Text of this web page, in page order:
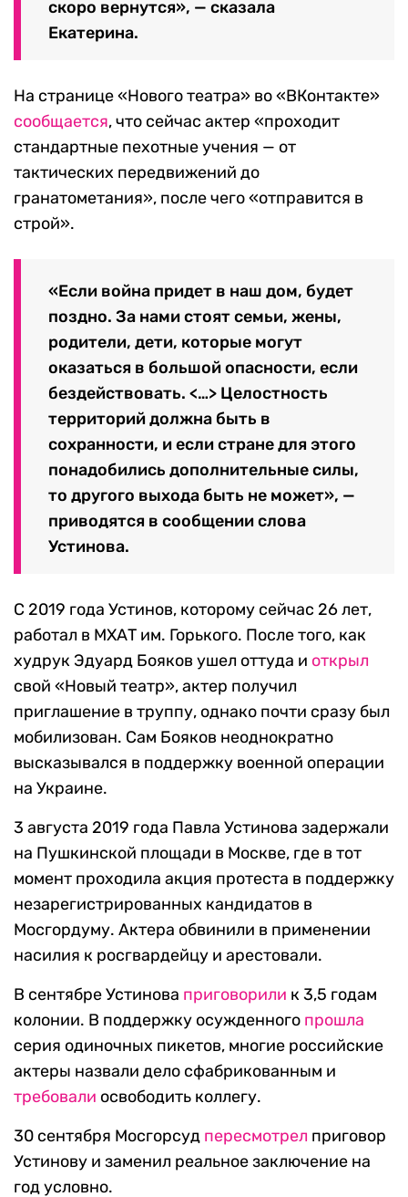
скоро вернутся», — сказала
Екатерина.
На странице «Нового театра» во «ВКонтакте»
сообщается, что сейчас актер «проходит
стандартные пехотные учения — от
тактических передвижений до
гранатометания», после чего «отправится в
строй».
«Если война придет в наш дом, будет
поздно. За нами стоят семьи, жены,
родители, дети, которые могут
оказаться в большой опасности, если
бездействовать. <…> Целостность
территорий должна быть в
сохранности, и если стране для этого
понадобились дополнительные силы,
то другого выхода быть не может», —
приводятся в сообщении слова
Устинова.
С 2019 года Устинов, которому сейчас 26 лет,
работал в МХАТ им. Горького. После того, как
худрук Эдуард Бояков ушел оттуда и открыл
свой «Новый театр», актер получил
приглашение в труппу, однако почти сразу был
мобилизован. Сам Бояков неоднократно
высказывался в поддержку военной операции
на Украине.
3 августа 2019 года Павла Устинова задержали
на Пушкинской площади в Москве, где в тот
момент проходила акция протеста в поддержку
незарегистрированных кандидатов в
Мосгордуму. Актера обвинили в применении
насилия к росгвардейцу и арестовали.
В сентябре Устинова приговорили к 3,5 годам
колонии. В поддержку осужденного прошла
серия одиночных пикетов, многие российские
актеры назвали дело сфабрикованным и
требовали освободить коллегу.
30 сентября Мосгорсуд пересмотрел приговор
Устинову и заменил реальное заключение на
год условно.